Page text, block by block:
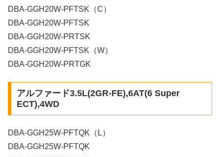
DBA-GGH20W-PFTSK（C）
DBA-GGH20W-PFTSK
DBA-GGH20W-PRTSK
DBA-GGH20W-PFTSK（W）
DBA-GGH20W-PRTGK
アルファード3.5L(2GR-FE),6AT(6 Super
ECT),4WD
DBA-GGH25W-PFTQK（L）
DBA-GGH25W-PFTQK